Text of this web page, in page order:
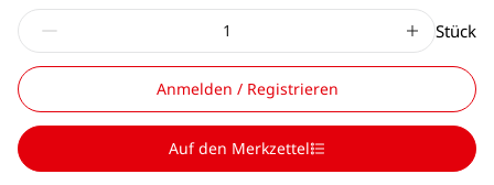
Stück
Anmelden / Registrieren
Auf den Merkzettel